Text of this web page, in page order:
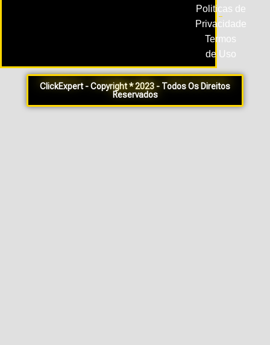
Politicas de
Privacidade
Termos
de Uso
ClickExpert - Copyright * 2023 - Todos Os Direitos
Reservados